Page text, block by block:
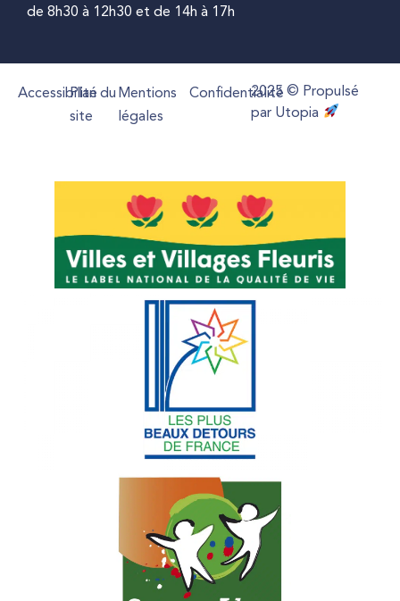
de 8h30 à 12h30 et de 14h à 17h
Accessibilité
Plan du
site
Mentions
légales
Confidentialité2025 © Propulsé
par Utopia